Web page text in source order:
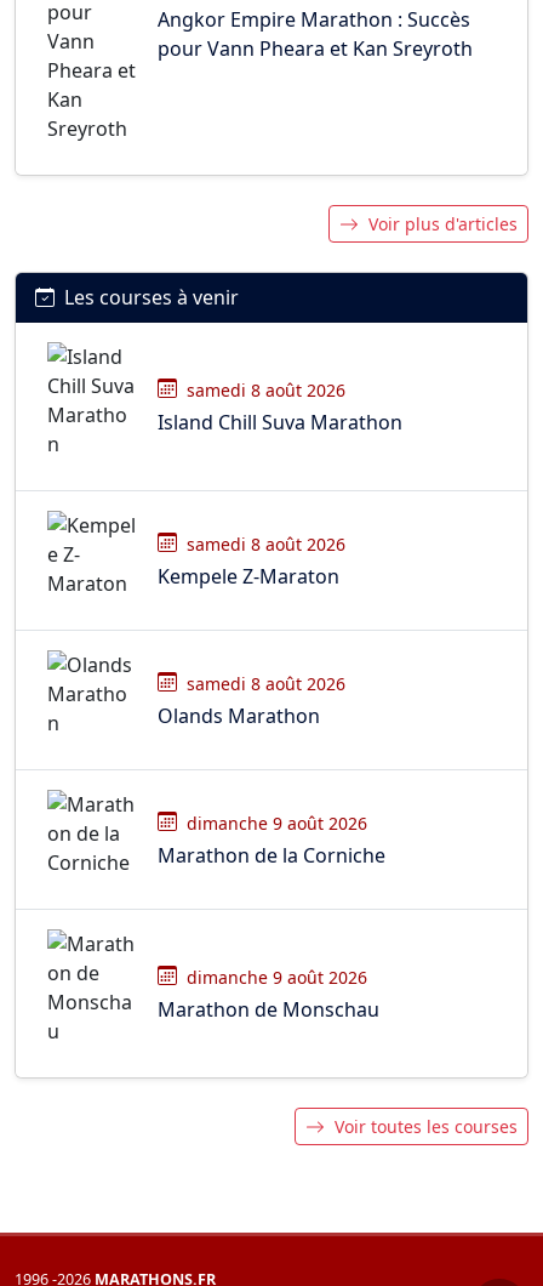
Angkor Empire Marathon : Succès
pour Vann Pheara et Kan Sreyroth
Voir plus d'articles
Les courses à venir
samedi 8 août 2026
Island Chill Suva Marathon
samedi 8 août 2026
Kempele Z-Maraton
samedi 8 août 2026
Olands Marathon
dimanche 9 août 2026
Marathon de la Corniche
dimanche 9 août 2026
Marathon de Monschau
Voir toutes les courses
1996 -2026 MARATHONS.FR